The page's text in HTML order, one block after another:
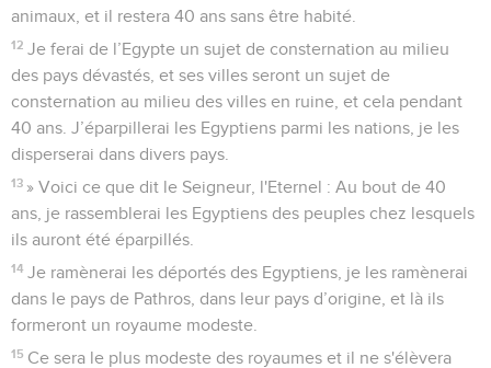
animaux, et il restera 40 ans sans être habité.
12 Je ferai de l’Egypte un sujet de consternation au milieu
des pays dévastés, et ses villes seront un sujet de
consternation au milieu des villes en ruine, et cela pendant
40 ans. J’éparpillerai les Egyptiens parmi les nations, je les
disperserai dans divers pays.
13 » Voici ce que dit le Seigneur, l'Eternel : Au bout de 40
ans, je rassemblerai les Egyptiens des peuples chez lesquels
ils auront été éparpillés.
14 Je ramènerai les déportés des Egyptiens, je les ramènerai
dans le pays de Pathros, dans leur pays d’origine, et là ils
formeront un royaume modeste.
15 Ce sera le plus modeste des royaumes et il ne s'élèvera